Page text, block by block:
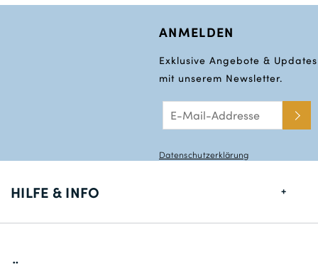
ANMELDEN
Exklusive Angebote & Updates
mit unserem Newsletter.
Datenschutzerklärung
HILFE & INFO
Lieferung